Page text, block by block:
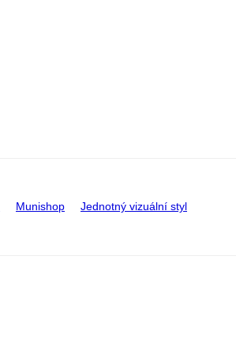
Munishop Jednotný vizuální styl